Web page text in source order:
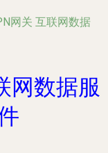
网关 互联网数据
网数据服